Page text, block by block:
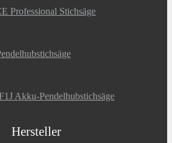
Professional Stichsäge
Akku-Pendelhubstichsäge
Hersteller